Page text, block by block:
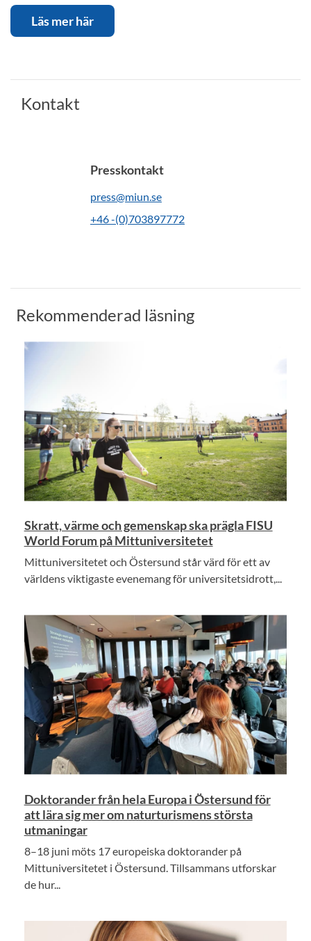
Läs mer här
Kontakt
Presskontakt
press@miun.se
+46 -(0)703897772
Rekommenderad läsning
Skratt, värme och gemenskap ska prägla FISU
World Forum på Mittuniversitetet
Mittuniversitetet och Östersund står värd för ett av
världens viktigaste evenemang för universitetsidrott,...
Doktorander från hela Europa i Östersund för
att lära sig mer om naturturismens största
utmaningar
8–18 juni möts 17 europeiska doktorander på
Mittuniversitetet i Östersund. Tillsammans utforskar
de hur...